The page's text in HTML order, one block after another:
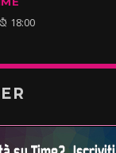
18:00